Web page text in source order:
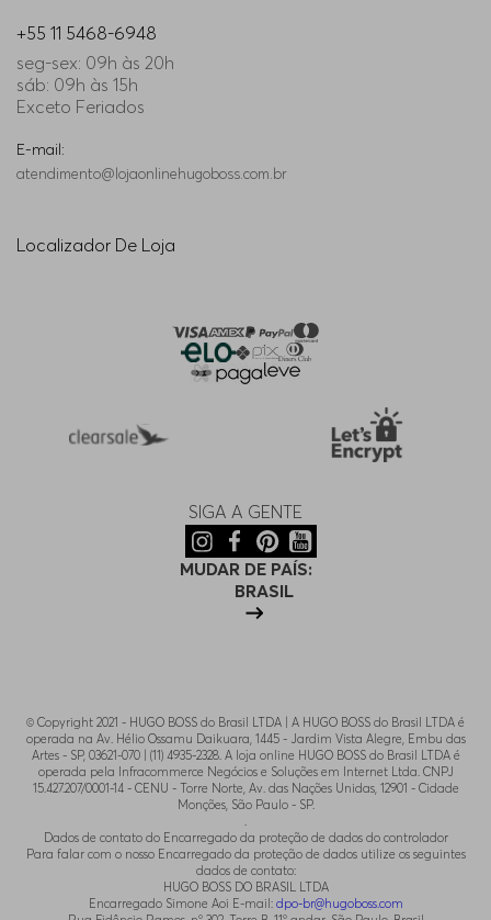
+55 11 5468-6948
seg-sex: 09h às 20h
sáb: 09h às 15h
Exceto Feriados
E-mail:
atendimento@lojaonlinehugoboss.com.br
Localizador De Loja
SIGA A GENTE
MUDAR DE PAÍS:
BRASIL
© Copyright 2021 - HUGO BOSS do Brasil LTDA | A HUGO BOSS do Brasil LTDA é
operada na Av. Hélio Ossamu Daikuara, 1445 - Jardim Vista Alegre, Embu das
Artes - SP, 03621-070 | (11) 4935-2328. A loja online HUGO BOSS do Brasil LTDA é
operada pela Infracommerce Negócios e Soluções em Internet Ltda. CNPJ
15.427.207/0001-14 - CENU - Torre Norte, Av. das Nações Unidas, 12901 - Cidade
Monções, São Paulo - SP.
.
Dados de contato do Encarregado da proteção de dados do controlador
Para falar com o nosso Encarregado da proteção de dados utilize os seguintes
dados de contato:
HUGO BOSS DO BRASIL LTDA
Encarregado Simone Aoi E-mail: dpo-br@hugoboss.com